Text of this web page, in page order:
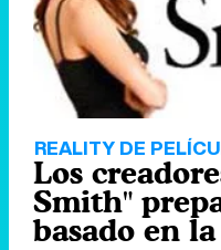
REALITY DE
Los
Smith"
basado en